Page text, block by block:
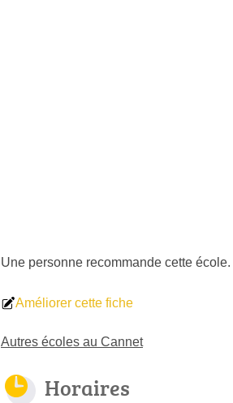
Une personne recommande cette école.
Améliorer cette fiche
Autres écoles au Cannet
Horaires